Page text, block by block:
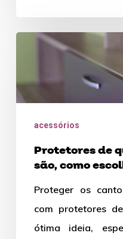
desempenham…
Protetores
quina:
o
como
como
remover?
acessórios
Protetores de
são, como
Proteger os
com protetores
ótima ideia,